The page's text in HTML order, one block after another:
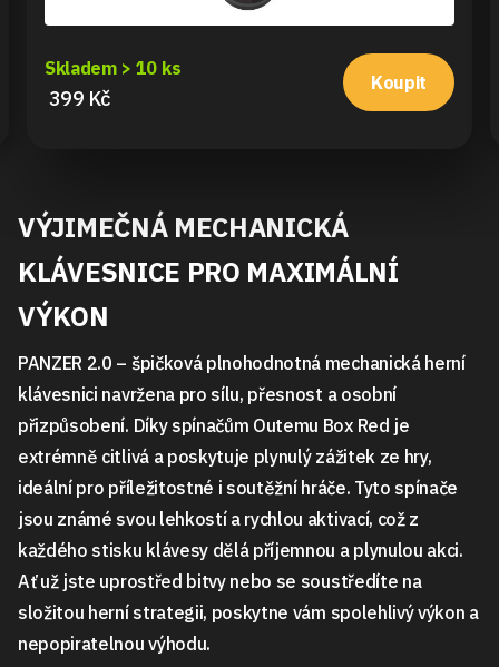
Skladem > 10 ks
399 Kč
Koupit
VÝJIMEČNÁ MECHANICKÁ
KLÁVESNICE PRO MAXIMÁLNÍ
VÝKON
PANZER 2.0 – špičková plnohodnotná mechanická herní
klávesnici navržena pro sílu, přesnost a osobní
přizpůsobení. Díky spínačům Outemu Box Red je
extrémně citlivá a poskytuje plynulý zážitek ze hry,
ideální pro příležitostné i soutěžní hráče. Tyto spínače
jsou známé svou lehkostí a rychlou aktivací, což z
každého stisku klávesy dělá příjemnou a plynulou akci.
Ať už jste uprostřed bitvy nebo se soustředíte na
složitou herní strategii, poskytne vám spolehlivý výkon a
nepopiratelnou výhodu.